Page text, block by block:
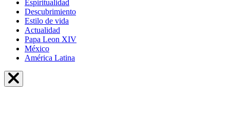
Espiritualidad
Descubrimiento
Estilo de vida
Actualidad
Papa Leon XIV
México
América Latina